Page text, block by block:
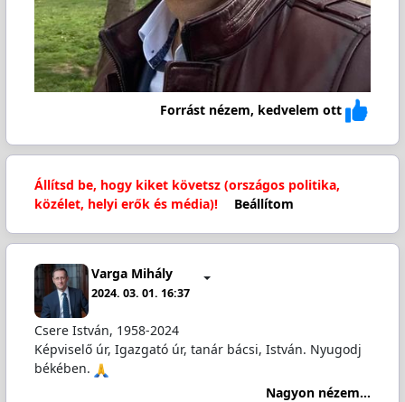
Forrást nézem, kedvelem ott
Állítsd be, hogy kiket követsz (országos politika,
közélet, helyi erők és média)!
Beállítom
Varga Mihály
2024. 03. 01. 16:37
Csere István, 1958-2024
Képviselő úr, Igazgató úr, tanár bácsi, István. Nyugodj
békében.
Nagyon nézem...